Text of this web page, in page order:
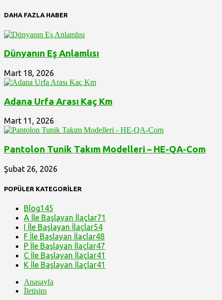
DAHA FAZLA HABER
Dünyanın Eş Anlamlısı
Mart 18, 2026
Adana Urfa Arası Kaç Km
Mart 11, 2026
Pantolon Tunik Takım Modelleri – HE-QA-Com
Şubat 26, 2026
POPÜLER KATEGORİLER
Blog145
A İle Başlayan İlaçlar71
I İle Başlayan İlaçlar54
F İle Başlayan İlaçlar48
P İle Başlayan İlaçlar47
C İle Başlayan İlaçlar41
K İle Başlayan İlaçlar41
Anasayfa
İletişim